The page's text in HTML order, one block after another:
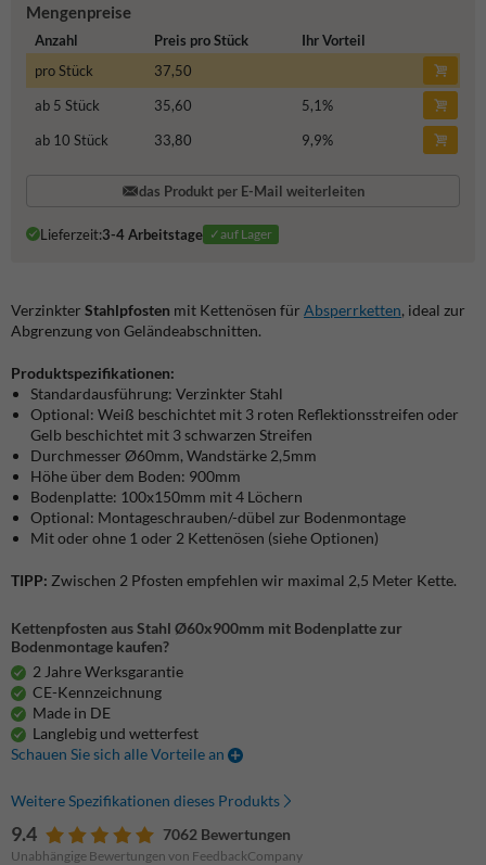
Mengenpreise
Anzahl Preis pro Stück
Ihr Vorteil
pro Stück
37,50
ab 5 Stück
35,60 5,1%
ab 10 Stück
33,80 9,9%
das Produkt per E-Mail weiterleiten
Lieferzeit:3-4 Arbeitstage ✓auf Lager
Verzinkter Stahlpfosten mit Kettenösen für Absperrketten, ideal zur
Abgrenzung von Geländeabschnitten.
Produktspezifikationen:
Standardausführung: Verzinkter Stahl
Optional: Weiß beschichtet mit 3 roten Reflektionsstreifen oder
Gelb beschichtet mit 3 schwarzen Streifen
Durchmesser Ø60mm, Wandstärke 2,5mm
Höhe über dem Boden: 900mm
Bodenplatte: 100x150mm mit 4 Löchern
Optional: Montageschrauben/-dübel zur Bodenmontage
Mit oder ohne 1 oder 2 Kettenösen (siehe Optionen)
TIPP: Zwischen 2 Pfosten empfehlen wir maximal 2,5 Meter Kette.
Kettenpfosten aus Stahl Ø60x900mm mit Bodenplatte zur
Bodenmontage kaufen?
2 Jahre Werksgarantie
CE-Kennzeichnung
Made in DE
Langlebig und wetterfest
Schauen Sie sich alle Vorteile an
Weitere Spezifikationen dieses Produkts
9.4 7062 Bewertungen
Unabhängige Bewertungen von FeedbackCompany